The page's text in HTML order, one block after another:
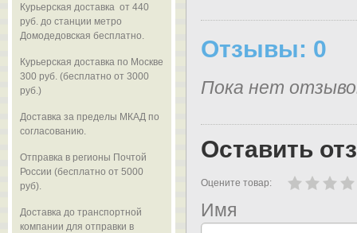
Отзывы: 0
Пока нет
Оставить
Оцените товар:
Имя
Курьерская доставка от 440
руб. до станции метро
Домодедовская бесплатно.
Курьерская доставка по Москве
300 руб. (бесплатно от 3000
руб.)
Доставка за пределы МКАД по
согласованию.
Отправка в регионы Почтой
России (бесплатно от 5000
руб).
Доставка до транспортной
компании для отправки в